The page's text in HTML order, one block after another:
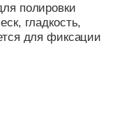
полировки
гладкость,
для фиксации